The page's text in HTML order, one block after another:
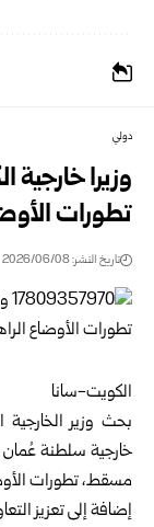
دولي
وزيرا
تطورات
تاريخ النشر: 2026/06/08 9:21 مساءً
الكويت-سانا
بحث وزير الخارجية
خارجية سلطنة عُمان
مسقط، تطورات
إضافة إلى تعزيز